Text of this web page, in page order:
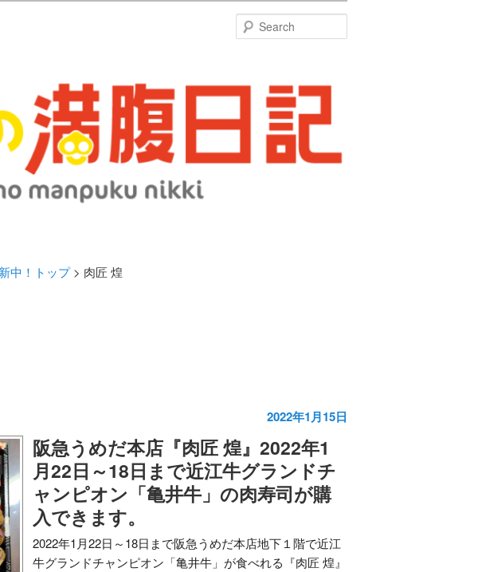
吹田・
新中！
中！トップ> 肉匠 煌
2022年1月15日
阪急うめだ本店『肉匠 煌』2022年1
月22日～18日まで近江牛グランドチ
ャンピオン「亀井牛」の肉寿司が購
入できます。
2022年1月22日～18日まで阪急うめだ本店地下１階で近江
牛グランドチャンピオン「亀井牛」が食べれる『肉匠 煌』